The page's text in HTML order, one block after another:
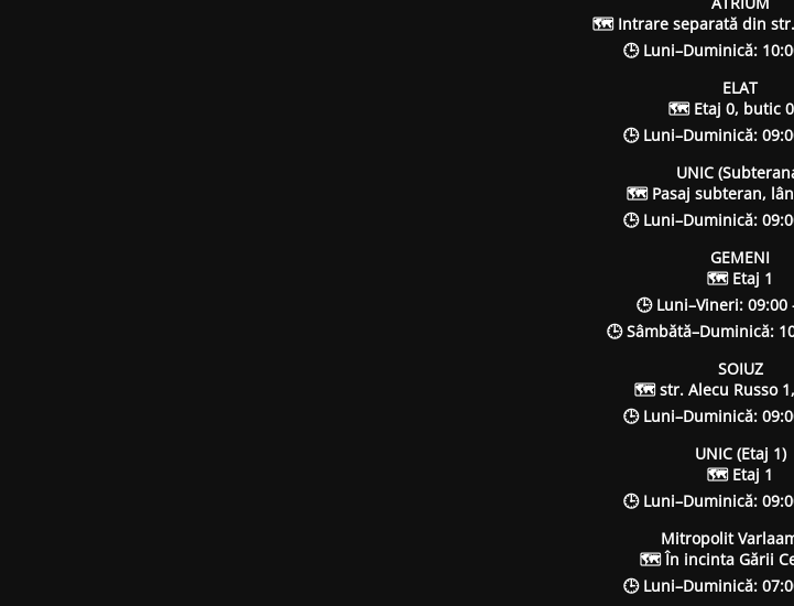
🗺 Intrare separată din
🕒 Luni–Duminică:
ELAT
🗺 Etaj 0, butic
🕒 Luni–Duminică:
UNIC
🗺 Pasaj subteran,
🕒 Luni–Duminică:
GEMENI
🗺 Etaj 1
🕒 Luni–Vineri: 09:00
🕒 Sâmbătă–Duminică:
SOIUZ
🗺 str. Alecu Russo
🕒 Luni–Duminică:
UNIC (Etaj 1)
🗺 Etaj 1
🕒 Luni–Duminică:
Mitropolit
🗺 În incinta Gării
🕒 Luni–Duminică: